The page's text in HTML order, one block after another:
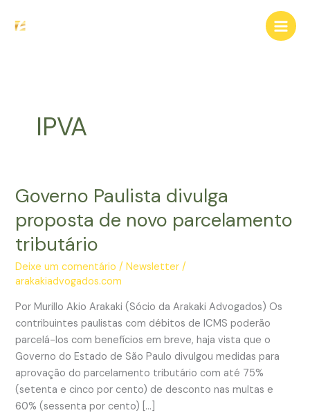
para
IPVA
Governo Paulista divulga
proposta de novo parcelamento
tributário
Deixe um comentário /Newsletter /
arakakiadvogados.com
Por Murillo Akio Arakaki (Sócio da Arakaki Advogados) Os
contribuintes paulistas com débitos de ICMS poderão
parcelá-los com benefícios em breve, haja vista que o
Governo do Estado de São Paulo divulgou medidas para
aprovação do parcelamento tributário com até 75%
(setenta e cinco por cento) de desconto nas multas e
60% (sessenta por cento) […]